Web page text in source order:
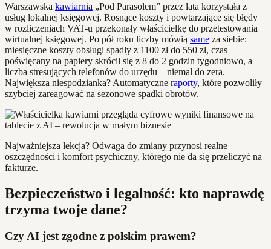
Warszawska kawiarnia „Pod Parasolem” przez lata korzystała z
usług lokalnej księgowej. Rosnące koszty i powtarzające się błędy
w rozliczeniach VAT-u przekonały właścicielkę do przetestowania
wirtualnej księgowej. Po pół roku liczby mówią same za siebie:
miesięczne koszty obsługi spadły z 1100 zł do 550 zł, czas
poświęcany na papiery skrócił się z 8 do 2 godzin tygodniowo, a
liczba stresujących telefonów do urzędu – niemal do zera.
Największa niespodzianka? Automatyczne raporty, które pozwoliły
szybciej zareagować na sezonowe spadki obrotów.
Najważniejsza lekcja? Odwaga do zmiany przynosi realne
oszczędności i komfort psychiczny, którego nie da się przeliczyć na
fakturze.
Bezpieczeństwo i legalność: kto naprawdę
trzyma twoje dane?
Czy AI jest zgodne z polskim prawem?